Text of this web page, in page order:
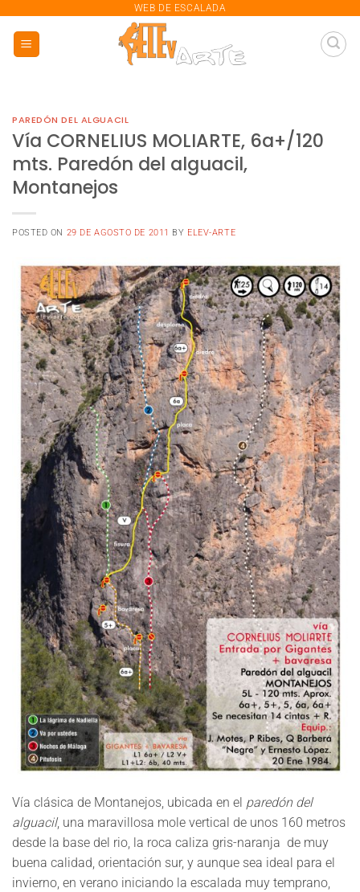
contenido
WEB DE ESCALADA
PAREDÓN DEL ALGUACIL
Vía CORNELIUS MOLIARTE, 6a+/120
mts. Paredón del alguacil,
Montanejos
POSTED ON 29 DE AGOSTO DE 2011 BY ELEV-ARTE
Vía clásica de Montanejos, ubicada en el paredón del
alguacil, una maravillosa mole vertical de unos 160 metros
desde la base del rio, la roca caliza gris-naranja de muy
buena calidad, orientación sur, y aunque sea ideal para el
invierno, en verano iniciando la escalada muy temprano,